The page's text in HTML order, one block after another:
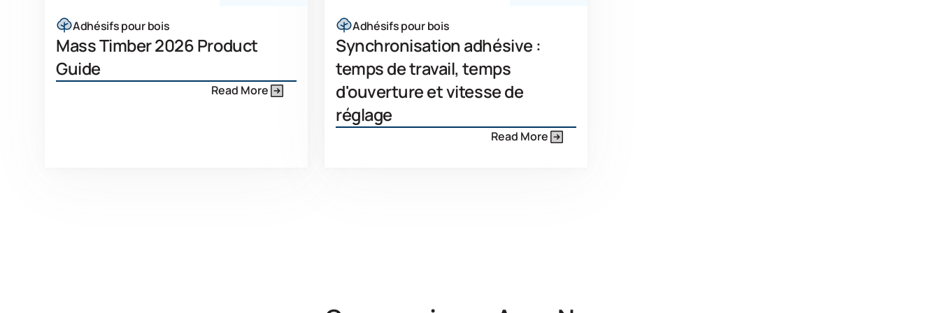
Adhésifs pour bois
Mass Timber 2026 Product
Guide
Read More
Adhésifs pour bois
Synchronisation adhésive :
temps de travail, temps
d'ouverture et vitesse de
réglage
Read More